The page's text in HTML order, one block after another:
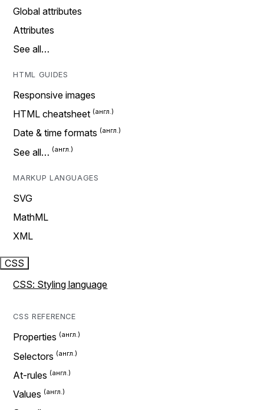
Global attributes
Attributes
See all…
HTML GUIDES
Responsive images
HTML cheatsheet
Date & time formats
See all…
MARKUP LANGUAGES
SVG
MathML
XML
CSS
CSS: Styling language
CSS REFERENCE
Properties
Selectors
At-rules
Values